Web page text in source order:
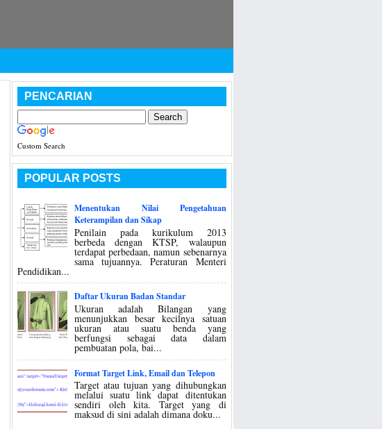
PENCARIAN
Custom Search
POPULAR POSTS
Menentukan Nilai Pengetahuan
Keterampilan dan Sikap
Penilain pada kurikulum 2013
berbeda dengan KTSP, walaupun
terdapat perbedaan, namun sebenarnya
sama tujuannya. Peraturan Menteri
Pendidikan...
Daftar Ukuran Badan Standar
Ukuran adalah Bilangan yang
menunjukkan besar kecilnya satuan
ukuran atau suatu benda yang
berfungsi sebagai data dalam
pembuatan pola, bai...
Format Target Link, Email dan Telepon
Target atau tujuan yang dihubungkan
melalui suatu link dapat ditentukan
sendiri oleh kita. Target yang di
maksud di sini adalah dimana doku...